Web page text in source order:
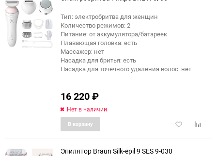
Тип: электробритва для женщин
Количество режимов: 2
Питание: от аккумулятора/батареек
Плавающая головка: есть
Массажер: нет
Насадка для бритья: есть
Насадка для точечного удаления волос: нет
16 220₽
Нет в наличии
Добавить
В корзину
Эпилятор Braun Silk-epil 9 SES 9-030